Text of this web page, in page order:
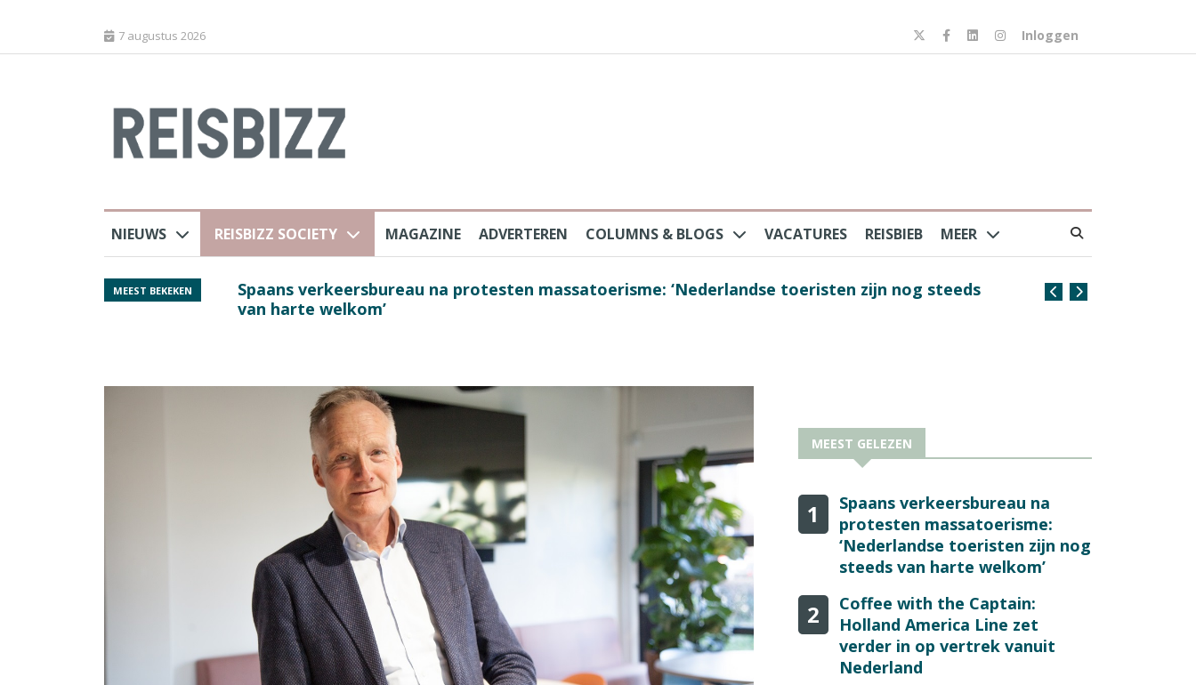
7 augustus 2026 Inloggen
NIEUWS REISBIZZ SOCIETY MAGAZINE ADVERTEREN COLUMNS & BLOGS VACATURES REISBIEB MEER
MEEST BEKEKEN
Spaans verkeersbureau na protesten massatoerisme: ‘Nederlandse toeristen zijn nog steeds
van harte welkom’
Coffee with the
MEEST GELEZEN
1
Spaans verkeersbureau na
protesten massatoerisme:
‘Nederlandse toeristen zijn nog
steeds van harte welkom’
2
Coffee with the Captain:
Holland America Line zet
verder in op vertrek vanuit
Nederland